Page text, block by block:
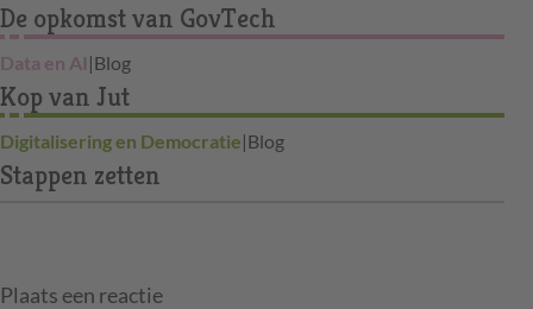
De opkomst van GovTech
Data en AI |Blog
Kop van Jut
Digitalisering en Democratie|Blog
Stappen zetten
Plaats een reactie